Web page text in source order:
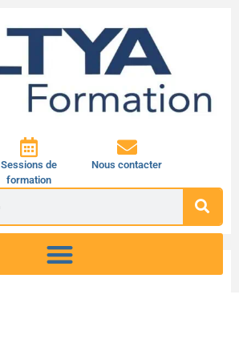
Sessions de
formation
Nous contacter